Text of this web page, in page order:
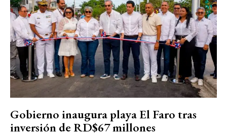
Gobierno inaugura playa El Faro tras
inversión de RD$67 millones